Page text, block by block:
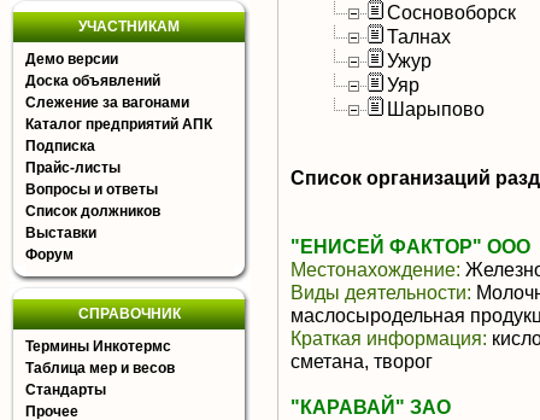
УЧАСТНИКАМ
Демо версии
Доска объявлений
Слежение за вагонами
Каталог предприятий АПК
Подписка
Прайс-листы
Вопросы и ответы
Список должников
Выставки
Форум
СПРАВОЧНИК
Термины Инкотермс
Таблица мер и весов
Стандарты
Прочее
Сосновоборск
Талнах
Ужур
Уяр
Шарыпово
Список организаций
"ЕНИСЕЙ ФАКТОР" ООО
Местонахождение:
Виды деятельности:
маслосыродельная
Краткая информация:
сметана, творог
"КАРАВАЙ" ЗАО